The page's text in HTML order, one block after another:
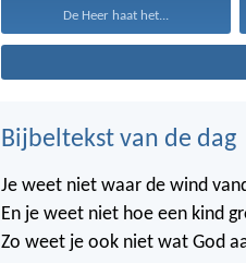
De Heer haat het...
Bijbeltekst van de dag
Je weet niet waar de wind
En je weet niet hoe een kind
Zo weet je ook niet wat God